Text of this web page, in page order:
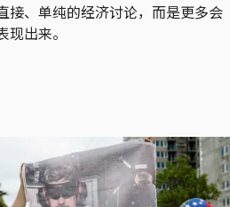
接、单纯的经济讨论，而是更多会
出来。